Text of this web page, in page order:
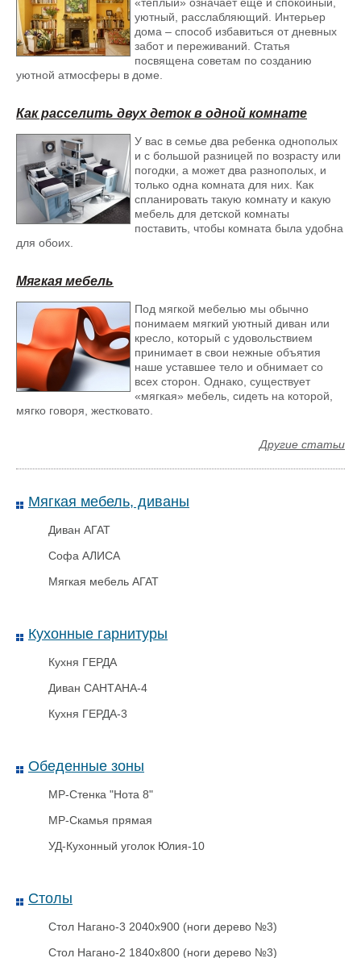
долговечный товар, который прослужит вам долгие годы.
Если вы хотите купить качественную корпусную мебель по
доступной цене и получить ее в максимально короткие
сроки, то наш интернет-магазин — это именно то, что вам
нужно. Мы готовы предложить вам широкий ассортимент
упустите свой шанс получить качественную мебель по
доступной цене!
Наслаждайтесь комфортом с мебелью от Furniture66.ru!
CHAIRMAN 9801 серый
Межкомнатная дверь Тандем
Сейф-Пакет 296Х400+45Мм, 3
Квитанции, Карман Сд, Номер,
Сургуч с фитилем (Сургучная
уютный, расслабляющий. Интерьер
дома – способ избавиться от дневных
забот и переживаний. Статья
посвящена советам по созданию
уютной атмосферы в доме.
Как расселить двух деток в одной комнате
У вас в семье два ребенка однополых
и с большой разницей по возрасту или
погодки, а может два разнополых, и
только одна комната для них. Как
спланировать такую комнату и какую
мебель для детской комнаты
поставить, чтобы комната была удобна
для обоих.
Мягкая мебель
Под мягкой мебелью мы обычно
понимаем мягкий уютный диван или
кресло, который с удовольствием
принимает в свои нежные объятия
наше уставшее тело и обнимает со
всех сторон. Однако, существует
«мягкая» мебель, сидеть на которой,
мягко говоря, жестковато.
Другие статьи
Мягкая мебель, диваны
Диван АГАТ
Софа АЛИСА
Мягкая мебель АГАТ
Кухонные гарнитуры
Кухня ГЕРДА
Диван САНТАНА-4
Кухня ГЕРДА-3
Обеденные зоны
МР-Стенка "Нота 8"
МР-Скамья прямая
УД-Кухонный уголок Юлия-10
Столы
Стол Нагано-3 2040х900 (ноги дерево №3)
Стол Нагано-2 1840х800 (ноги дерево №3)